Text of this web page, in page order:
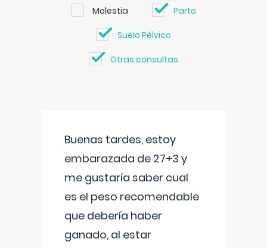
Molestia Parto
Suelo Pélvico
Otras consultas
Buenas tardes, estoy
embarazada de 27+3 y
me gustaría saber cual
es el peso recomendable
que debería haber
ganado, al estar